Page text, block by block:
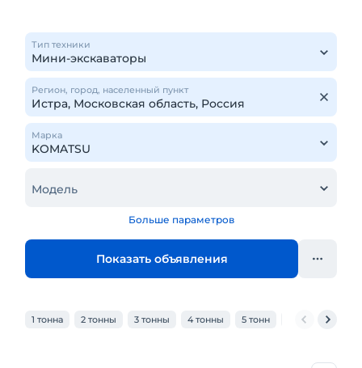
Тип техники
Регион, город, населенный пункт
Марка
Модель
Больше параметров
Показать объявления
1 тонна 2 тонны 3 тонны 4 тонны 5 тонн 6 тонн